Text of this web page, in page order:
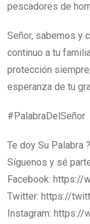
pescadores de
Señor, sabemos y
continuo a tu
protección
esperanza de tu
#PalabraDelSeñor
Te doy Su Palabra​​​​​​​​​​​​​​​​
Síguenos y sé
Facebook: https://
Twitter: https://
Instagram: https://